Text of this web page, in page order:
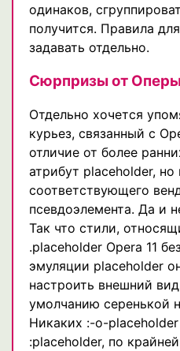
одинаков,
получится. Правила
задавать отдельно.
Сюрпризы от
Отдельно хочется
курьез, связанный с
отличие от более
атрибут placeholder, но
соответствующего
псевдоэлемента. Да и
Так что стили,
.placeholder Opera 11
эмуляции placeholder
настроить внешний
умолчанию серенькой
Никаких :-o-
:placeholder, по